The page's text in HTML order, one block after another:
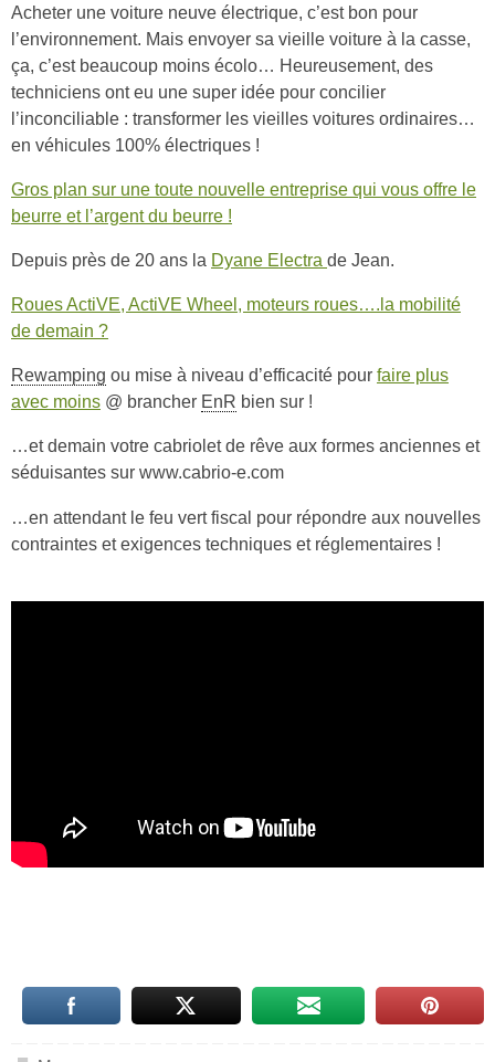
Acheter une voiture neuve électrique, c’est bon pour
l’environnement. Mais envoyer sa vieille voiture à la casse,
ça, c’est beaucoup moins écolo… Heureusement, des
techniciens ont eu une super idée pour concilier
l’inconciliable : transformer les vieilles voitures ordinaires…
en véhicules 100% électriques !
Gros plan sur une toute nouvelle entreprise qui vous offre le
beurre et l’argent du beurre !
Depuis près de 20 ans la Dyane Electra de Jean.
Roues ActiVE, ActiVE Wheel, moteurs roues….la mobilité
de demain ?
Rewamping ou mise à niveau d’efficacité pour faire plus
avec moins @ brancher EnR bien sur !
…et demain votre cabriolet de rêve aux formes anciennes et
séduisantes sur www.cabrio-e.com
…en attendant le feu vert fiscal pour répondre aux nouvelles
contraintes et exigences techniques et réglementaires !